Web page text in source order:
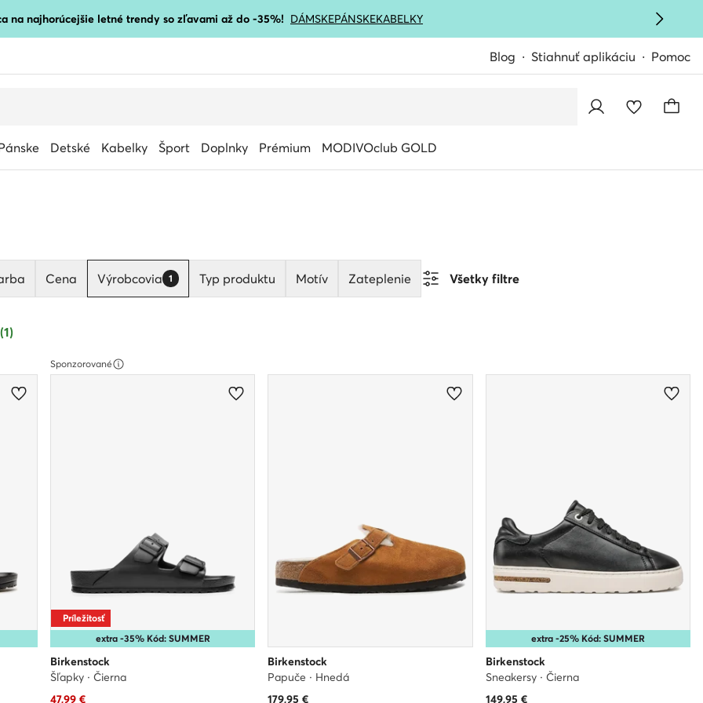
na najhorúcejšie letné trendy so zľavami až do -35%! DÁMSKEPÁNSKEKABELKY
Blog Stiahnuť aplikáciu Pomoc
Detské Kabelky Šport Doplnky Prémium MODIVOclub GOLD
Cena Výrobcovia 1 Typ produktu Motív Zateplenie Všetky filtre
Sponzorované
extra -35% Kód: SUMMER
Príležitosť
Birkenstock
Šľapky · Čierna
Aktuálna cena
47,99€
Birkenstock
Papuče · Hnedá
179,95 €
extra -25% Kód: SUMMER
Birkenstock
Sneakersy · Čierna
149,95 €